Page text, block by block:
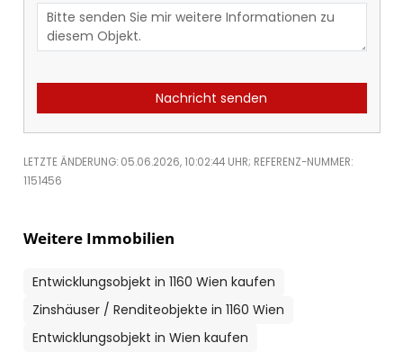
Nachricht senden
LETZTE ÄNDERUNG: 05.06.2026, 10:02:44 UHR; REFERENZ-NUMMER:
1151456
Weitere Immobilien
Entwicklungsobjekt in 1160 Wien kaufen
Zinshäuser / Renditeobjekte in 1160 Wien
Entwicklungsobjekt in Wien kaufen